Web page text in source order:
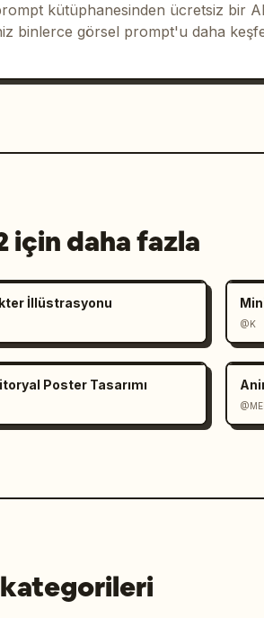
kütüphanesinden ücretsiz bir
binlerce görsel prompt'u daha
için daha fazla
İllüstrasyonu
@K
Poster Tasarımı